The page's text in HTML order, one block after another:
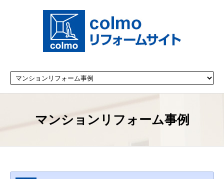
マンションリフォーム事例